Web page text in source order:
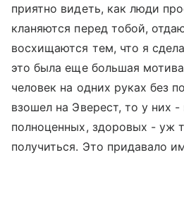
приятно видеть, как люди
кланяются перед тобой,
восхищаются тем, что я
это была еще большая
человек на одних руках без
взошел на Эверест, то у них
полноценных, здоровых - уж
получиться. Это придавало